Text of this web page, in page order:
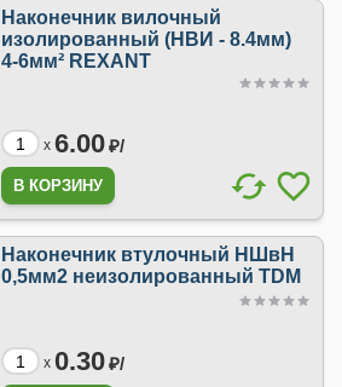
Наконечник вилочный
изолированный (НВИ - 8.4мм)
4-6мм² REXANT
x 6.00₽/
Наконечник втулочный НШвН
0,5мм2 неизолированный TDM
x 0.30₽/